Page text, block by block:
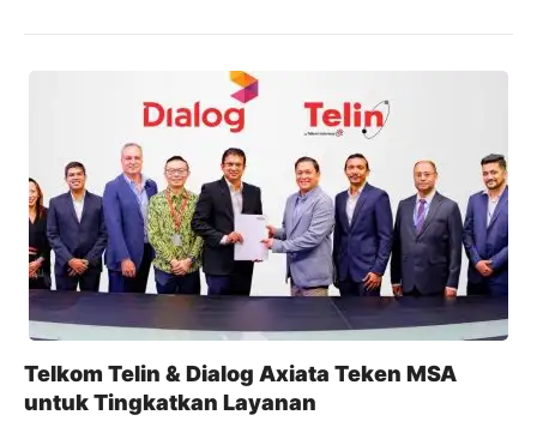
Telkom Telin & Dialog Axiata Teken MSA
untuk Tingkatkan Layanan